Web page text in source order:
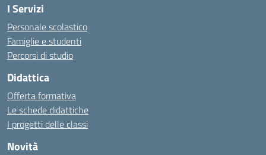
I Servizi
Personale scolastico
Famiglie e studenti
Percorsi di studio
Didattica
Offerta formativa
Le schede didattiche
I progetti delle classi
Novità